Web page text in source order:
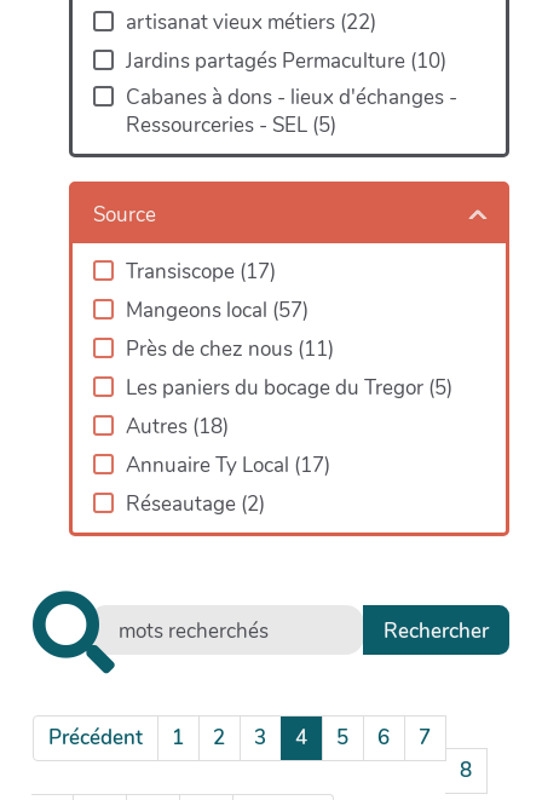
artisanat vieux métiers (22)
Jardins partagés Permaculture (10)
Cabanes à dons - lieux d'échanges -
Ressourceries - SEL (5)
Source
Transiscope (17)
Mangeons local (57)
Près de chez nous (11)
Les paniers du bocage du Tregor (5)
Autres (18)
Annuaire Ty Local (17)
Réseautage (2)
Précédent 1 2 3 4 5 6
7
8